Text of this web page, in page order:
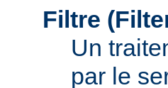
Filtre
Un
par le